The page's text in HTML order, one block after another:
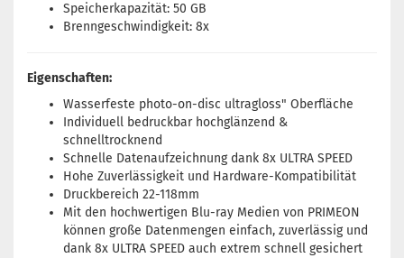
Speicherkapazität: 50 GB
Brenngeschwindigkeit: 8x
Eigenschaften:
Wasserfeste photo-on-disc ultragloss" Oberfläche
Individuell bedruckbar hochglänzend &
schnelltrocknend
Schnelle Datenaufzeichnung dank 8x ULTRA SPEED
Hohe Zuverlässigkeit und Hardware-Kompatibilität
Druckbereich 22-118mm
Mit den hochwertigen Blu-ray Medien von PRIMEON
können große Datenmengen einfach, zuverlässig und
dank 8x ULTRA SPEED auch extrem schnell gesichert